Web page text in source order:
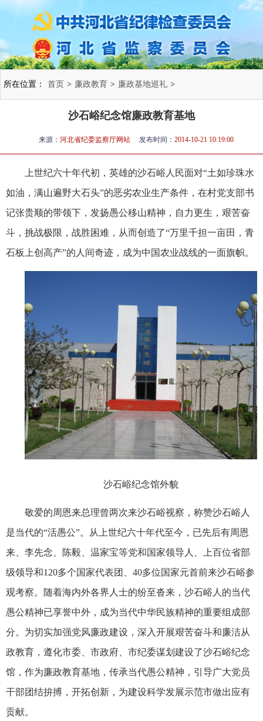
所在位置： 首页 > 廉政教育 > 廉政基地巡礼 >
沙石峪纪念馆廉政教育基地
来源： 河北省纪委监察厅网站 发布时间： 2014-10-21 10:19:00
上世纪六十年代初，英雄的沙石峪人民面对“土如珍珠水
如油，满山遍野大石头”的恶劣农业生产条件，在村党支部书
记张贵顺的带领下，发扬愚公移山精神，自力更生，艰苦奋
斗，挑战极限，战胜困难，从而创造了“万里千担一亩田，青
石板上创高产”的人间奇迹，成为中国农业战线的一面旗帜。
沙石峪纪念馆外貌
敬爱的周恩来总理曾两次来沙石峪视察，称赞沙石峪人
是当代的“活愚公”。从上世纪六十年代至今，已先后有周恩
来、李先念、陈毅、温家宝等党和国家领导人、上百位省部
级领导和120多个国家代表团、 40多位国家元首前来沙石峪参
观考察。随着海内外各界人士的纷至沓来，沙石峪人的当代
愚公精神已享誉中外，成为当代中华民族精神的重要组成部
分。为切实加强党风廉政建设，深入开展艰苦奋斗和廉洁从
政教育，遵化市委、市政府、市纪委谋划建设了沙石峪纪念
馆，作为廉政教育基地，传承当代愚公精神，引导广大党员
干部团结拚搏，开拓创新，为建设科学发展示范市做出应有
贡献。